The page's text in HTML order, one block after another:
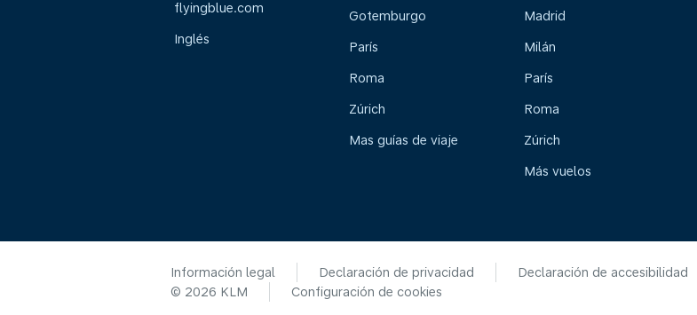
flyingblue.com
Inglés
Gotemburgo
París
Roma
Zúrich
Mas guías de viaje
Madrid
Milán
París
Roma
Zúrich
Más vuelos
Información legal Declaración de privacidad Declaración de accesibilidad
© 2026 KLM
Configuración de cookies